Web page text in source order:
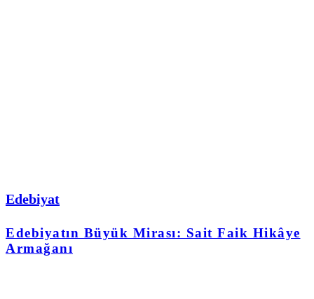
Edebiyat
Edebiyatın Büyük Mirası: Sait Faik Hikâye
Armağanı